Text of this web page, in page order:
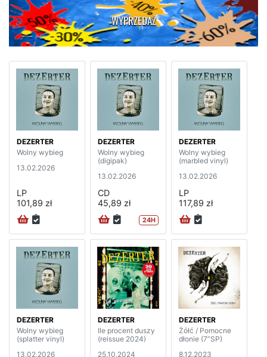
WYPRZEDAŻ
DEZERTER
Wolny wybieg
13.02.2026
LP
101,89 zł
DEZERTER
Wolny wybieg
(digipak)
13.02.2026
CD
45,89 zł
24H
DEZERTER
Wolny wybieg
(marbled vinyl)
13.02.2026
LP
117,89 zł
DEZERTER
Wolny wybieg
(splatter vinyl)
13.02.2026
DEZERTER
Ile procent duszy
(reissue 2024)
25.10.2024
DEZERTER
Żółć / Pomocne
dłonie (7”SP)
8.12.2023